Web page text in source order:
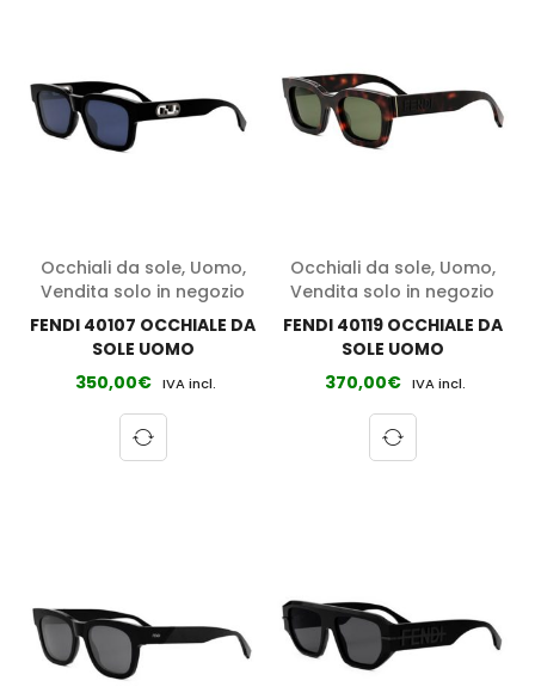
Occhiali da sole, Uomo,
Vendita solo in negozio
FENDI 40107 OCCHIALE DA
SOLE UOMO
350,00€ IVA incl.
Occhiali da sole, Uomo,
Vendita solo in negozio
FENDI 40119 OCCHIALE DA
SOLE UOMO
370,00€ IVA incl.